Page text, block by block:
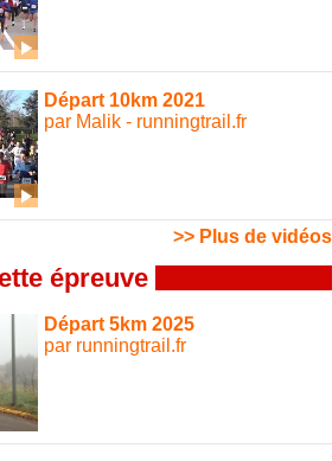
Départ 10km 2021
par Malik - runningtrail.fr
>> Plus de vidéos
épreuve
Départ 5km 2025
par runningtrail.fr